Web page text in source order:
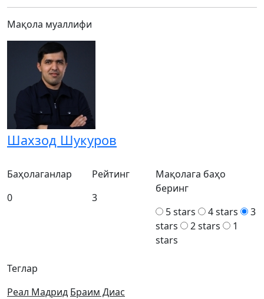
Мақола муаллифи
Шахзод Шукуров
Теглар
Реал Мадрид Браим Диас
Баҳолаганлар
0
Рейтинг
3
Мақолага баҳо
беринг
5 stars
4 stars
3
stars
2 stars
1
stars